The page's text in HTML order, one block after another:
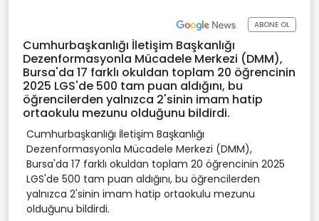
ABONE OL
Cumhurbaşkanlığı İletişim Başkanlığı
Dezenformasyonla Mücadele Merkezi (DMM),
Bursa'da 17 farklı okuldan toplam 20 öğrencinin
2025 LGS'de 500 tam puan aldığını, bu
öğrencilerden yalnızca 2'sinin imam hatip
ortaokulu mezunu olduğunu bildirdi.
Cumhurbaşkanlığı İletişim Başkanlığı
Dezenformasyonla Mücadele Merkezi (DMM),
Bursa'da 17 farklı okuldan toplam 20 öğrencinin 2025
LGS'de 500 tam puan aldığını, bu öğrencilerden
yalnızca 2'sinin imam hatip ortaokulu mezunu
olduğunu bildirdi.